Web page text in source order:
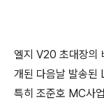
엘지 V20 초대장의
개된 다음날 발송된
특히 조준호 MC사